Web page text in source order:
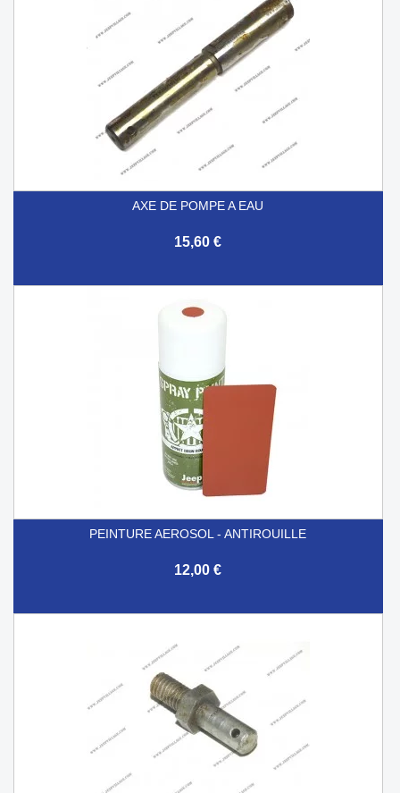
AXE DE POMPE A EAU
15,60 €
PEINTURE AEROSOL - ANTIROUILLE
12,00 €